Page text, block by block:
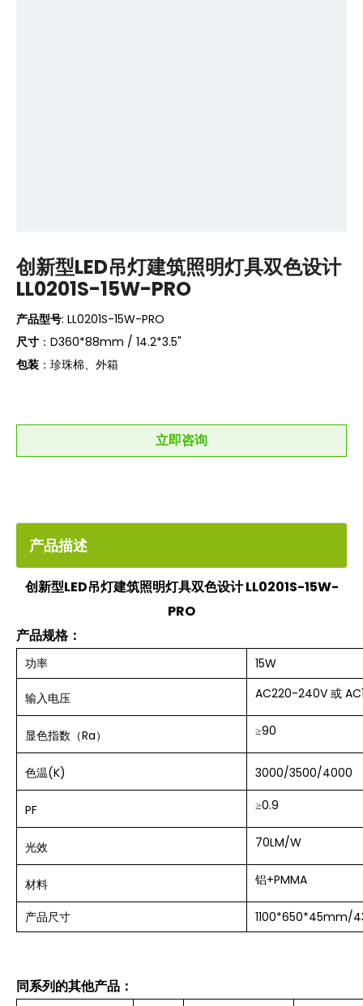
创新型LED吊灯建筑照明灯具双色设计
LL0201S-15W-PRO
产品型号: LL0201S-15W-PRO
尺寸 ：D360*88mm / 14.2*3.5"
包装 ：珍珠棉、外箱
立即咨询
产品描述
创新型LED吊灯建筑照明灯具双色设计 LL0201S-15W-
PRO
产品规格：
功率 15W
输入电压 AC220-240V 或
显色指数（Ra） ≥90
色温(K) 3000/3500/4000
PF ≥0.9
光效 70LM/W
材料 铝+PMMA
产品尺寸 1100*650*45mm/
同系列的其他产品：